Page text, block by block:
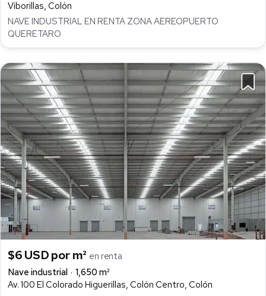
Viborillas, Colón
NAVE INDUSTRIAL EN RENTA ZONA AEREOPUERTO
QUERETARO
$6 USD por m² en renta
Nave industrial
1,650 m²
Av. 100 El Colorado Higuerillas, Colón Centro, Colón